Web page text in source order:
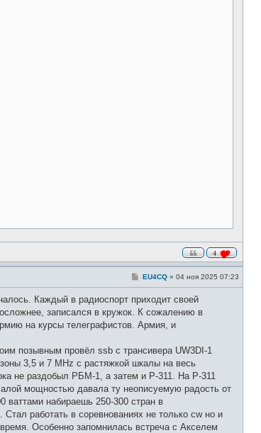
4
С
б
щ
н
EU4CQ » 04 ноя 2025 07:23
Каждый в радиоспорт приходит своей
записался в кружок. К сожалению в
на курсы телеграфистов. Армия, и
позывным провёл ssb с трансивера UW3DI-1
3,5 и 7 MHz с растяжкой шкалы на весь
не раздобыл РБМ-1, а затем и Р-311. На Р-311
мощностью давала ту неописуемую радость от
ваттами набираешь 250-300 стран в
работать в соревнованиях не только cw но и
Особенно запомнилась встреча с Акселем